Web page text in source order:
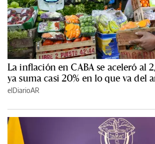
La inflación en CABA se aceleró al
ya suma casi 20% en lo que va del
elDiarioAR